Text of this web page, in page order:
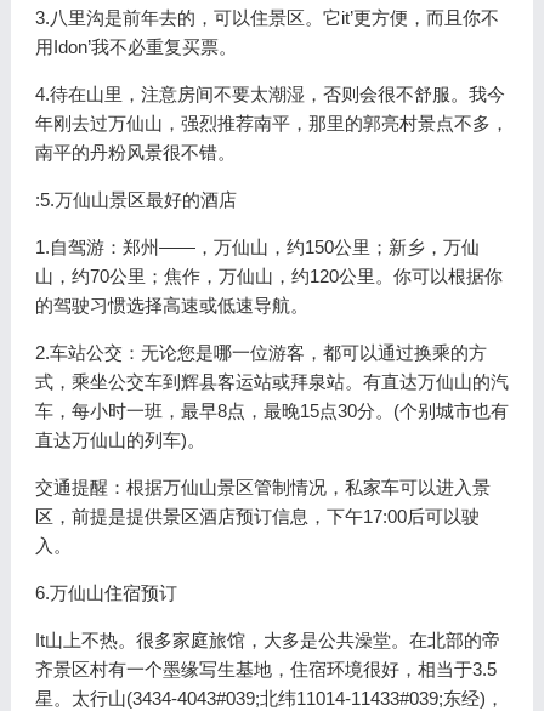
3.八里沟是前年去的，可以住景区。它it’更方便，而且你不
用Idon’我不必重复买票。
4.待在山里，注意房间不要太潮湿，否则会很不舒服。我今
年刚去过万仙山，强烈推荐南平，那里的郭亮村景点不多，
南平的丹粉风景很不错。
:5.万仙山景区最好的酒店
1.自驾游：郑州——，万仙山，约150公里；新乡，万仙
山，约70公里；焦作，万仙山，约120公里。你可以根据你
的驾驶习惯选择高速或低速导航。
2.车站公交：无论您是哪一位游客，都可以通过换乘的方
式，乘坐公交车到辉县客运站或拜泉站。有直达万仙山的汽
车，每小时一班，最早8点，最晚15点30分。(个别城市也有
直达万仙山的列车)。
交通提醒：根据万仙山景区管制情况，私家车可以进入景
区，前提是提供景区酒店预订信息，下午17:00后可以驶
入。
6.万仙山住宿预订
It山上不热。很多家庭旅馆，大多是公共澡堂。在北部的帝
齐景区村有一个墨缘写生基地，住宿环境很好，相当于3.5
星。太行山(3434-4043#039;北纬11014-11433#039;东经)，